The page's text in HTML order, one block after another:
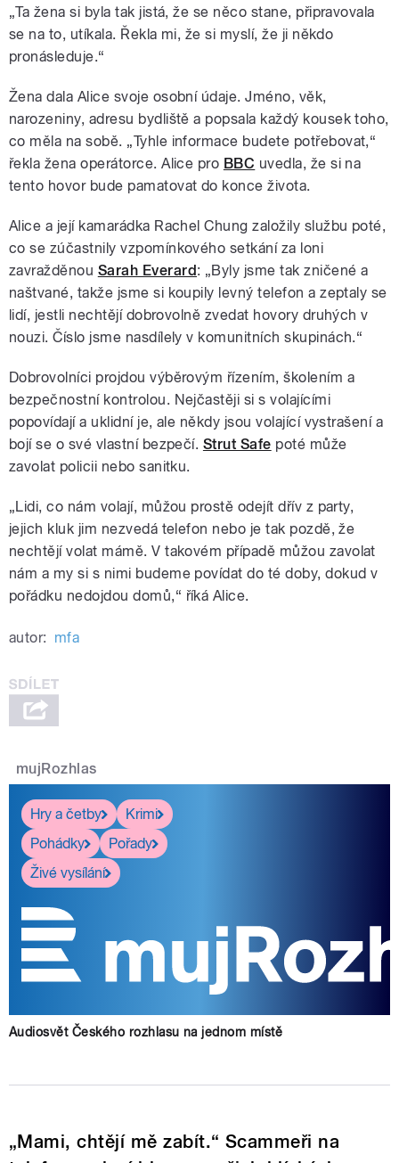
„Ta žena si byla tak jistá, že se něco stane, připravovala
se na to, utíkala. Řekla mi, že si myslí, že ji někdo
pronásleduje.“
Žena dala Alice svoje osobní údaje. Jméno, věk,
narozeniny, adresu bydliště a popsala každý kousek toho,
co měla na sobě. „Tyhle informace budete potřebovat,“
řekla žena operátorce. Alice pro BBC uvedla, že si na
tento hovor bude pamatovat do konce života.
Alice a její kamarádka Rachel Chung založily službu poté,
co se zúčastnily vzpomínkového setkání za loni
zavražděnou Sarah Everard : „Byly jsme tak zničené a
naštvané, takže jsme si koupily levný telefon a zeptaly se
lidí, jestli nechtějí dobrovolně zvedat hovory druhých v
nouzi. Číslo jsme nasdílely v komunitních skupinách.“
Dobrovolníci projdou výběrovým řízením, školením a
bezpečnostní kontrolou. Nejčastěji si s volajícími
popovídají a uklidní je, ale někdy jsou volající vystrašení a
bojí se o své vlastní bezpečí. Strut Safe poté může
zavolat policii nebo sanitku.
„Lidi, co nám volají, můžou prostě odejít dřív z party,
jejich kluk jim nezvedá telefon nebo je tak pozdě, že
nechtějí volat mámě. V takovém případě můžou zavolat
nám a my si s nimi budeme povídat do té doby, dokud v
pořádku nedojdou domů,“ říká Alice.
autor: mfa
mujRozhlas
Hry a četby
Krimi
Pohádky
Pořady
Živé vysílání
Audiosvět Českého rozhlasu na jednom místě
„Mami, chtějí mě zabít.“ Scammeři na